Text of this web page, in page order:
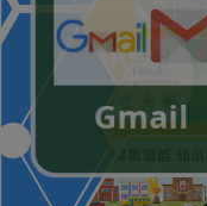
4Rs精
約章
全校園
劃
Gmail